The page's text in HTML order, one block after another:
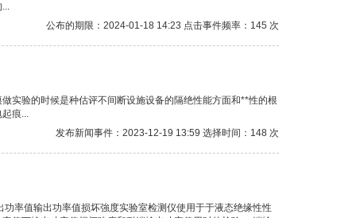
公布的期限：2024-01-18 14:23 点击事件频率：145 次
实验的时候是种估评不间断设施设备的隔绝性能方面和**性的根
痕...
发布新闻事件：2023-12-19 13:59 选择时间：148 次
率值输出功率值损坏強度实验室检测仪使用于于液态绝缘性性